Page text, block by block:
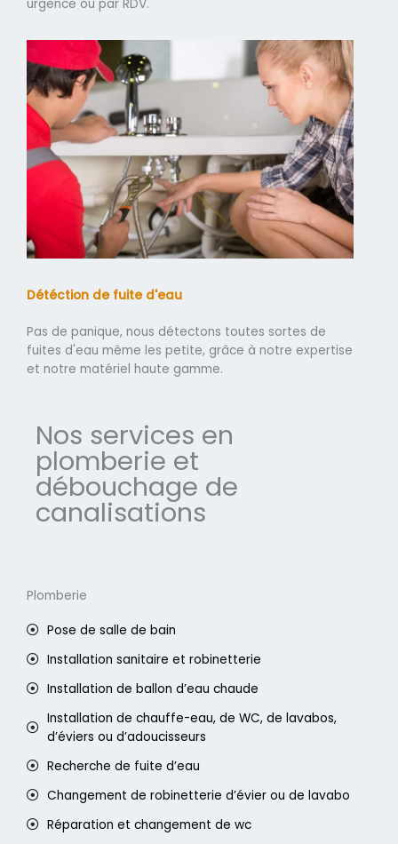
urgence ou par RDV.
Détéction de fuite d'eau
Pas de panique, nous détectons toutes sortes de
fuites d'eau même les petite, grâce à notre expertise
et notre matériel haute gamme.
Nos services en
plomberie et
débouchage de
canalisations
Plomberie
Pose de salle de bain
Installation sanitaire et robinetterie
Installation de ballon d’eau chaude
Installation de chauffe-eau, de WC, de lavabos,
d’éviers ou d’adoucisseurs
Recherche de fuite d’eau
Changement de robinetterie d’évier ou de lavabo
Réparation et changement de wc